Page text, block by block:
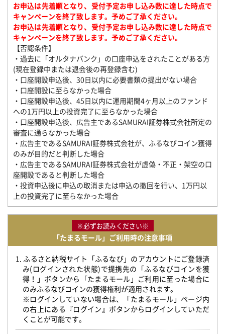
お申込は先着順となり、受付予定お申し込み数に達した時点で
キャンペーンを終了致します。予めご了承ください。
お申込は先着順となり、受付予定お申し込み数に達した時点で
キャンペーンを終了致します。予めご了承ください。
【否認条件】
・過去に「オルタナバンク」の口座申込をされたことがある方
(現在登録中または退会後の再登録含む)
・口座開設申込後、30日以内に必要書類の提出がない場合
・口座開設に至らなかった場合
・口座開設申込後、45日以内に運用期間4ヶ月以上のファンド
への1万円以上の投資完了に至らなかった場合
・口座開設申込後、広告主であるSAMURAI証券株式会社所定の
審査に通らなかった場合
・広告主であるSAMURAI証券株式会社が、ふるなびコイン獲得
のみが目的だと判断した場合
・広告主であるSAMURAI証券株式会社が虚偽・不正・架空の口
座開設であると判断した場合
・投資申込後に申込の取消または申込の撤回を行い、1万円以
上の投資完了に至らなかった場合
※必ずお読みください※
「たまるモール」ご利用時の注意事項
1. ふるさと納税サイト「ふるなび」のアカウントにご登録済
み(ログインされた状態)で提携先の「ふるなびコインを獲
得！」ボタンから「たまるモール」ご利用に至った場合に
のみふるなびコインの獲得権利が適用されます。
※ログインしていない場合は、「たまるモール」ページ内
の右上にある『ログイン』ボタンからログインしていただ
くことが可能です。